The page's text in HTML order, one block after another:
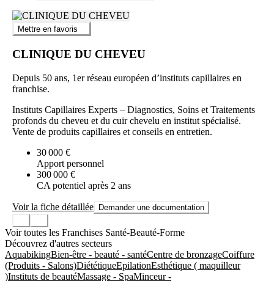
Mettre en favoris
CLINIQUE DU CHEVEU
Depuis 50 ans, 1er réseau européen d’instituts capillaires en
franchise.
Instituts Capillaires Experts – Diagnostics, Soins et Traitements
profonds du cheveu et du cuir chevelu en institut spécialisé.
Vente de produits capillaires et conseils en entretien.
30 000 €
Apport personnel
300 000 €
CA potentiel après 2 ans
Voir la fiche détaillée Demander une documentation
Voir toutes les Franchises Santé-Beauté-Forme
Découvrez d'autres secteurs
AquabikingBien-être - beauté - santéCentre de bronzageCoiffure
(Produits - Salons)DiététiqueEpilationEsthétique ( maquilleur
)Instituts de beautéMassage - SpaMinceur -